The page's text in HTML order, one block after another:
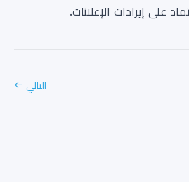
على إيرادات الإعلانات.
التالي →